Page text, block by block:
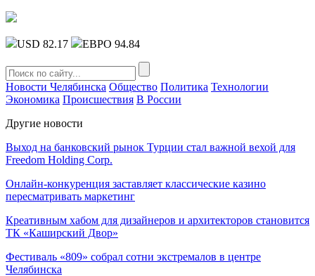
USD 82.17 ЕВРО 94.84
Новости Челябинска Общество Политика Технологии
Экономика Происшествия В России
Другие новости
Выход на банковский рынок Турции стал важной вехой для
Freedom Holding Corp.
Онлайн-конкуренция заставляет классические казино
пересматривать маркетинг
Креативным хабом для дизайнеров и архитекторов становится
ТК «Каширский Двор»
Фестиваль «809» собрал сотни экстремалов в центре
Челябинска